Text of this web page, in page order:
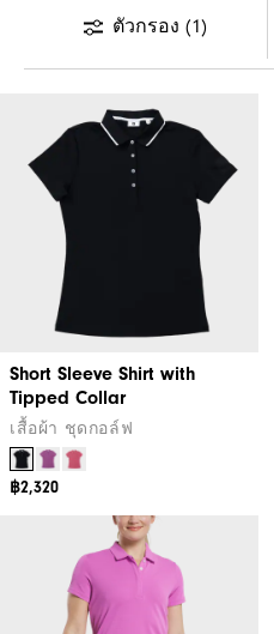
ตัวกรอง (1)
Short Sleeve Shirt with
Tipped Collar
เสื้อผ้า ชุดกอล์ฟ
฿2,320